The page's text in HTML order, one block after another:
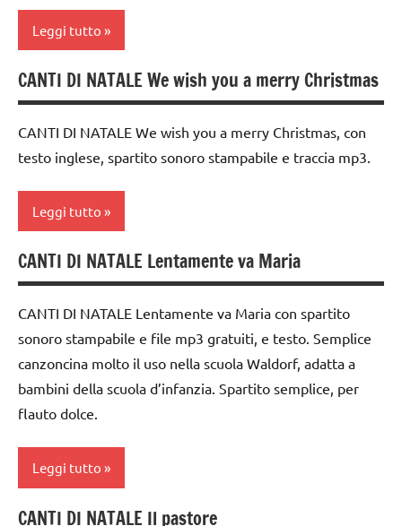
TUTTI GLI
ARGOMENTI
PER ETA'
TUTTI GLI
ARTICOLI
2a
dai
anni
DELL'ANNO
MUSICA
Natale
TUTTI GLI
ARGOMENTI
PER ETA'
TUTTI GLI
ARTICOLI
Leggi tutto
canti
di
Natale
canti
classe
classe
5a
FESTE
MUSICA
CANTI DI NATALE We wish you a merry Christmas
CANTI DI NATALE We wish you a merry Christmas, con
testo inglese, spartito sonoro stampabile e traccia mp3.
Leggi tutto
canti
di
Natale
canti
natalizi
classe
3a
4a
classe
CANTI DI NATALE Lentamente va Maria
CANTI DI NATALE Lentamente va Maria con spartito
sonoro stampabile e file mp3 gratuiti, e testo. Semplice
canzoncina molto il uso nella scuola Waldorf, adatta a
bambini della scuola d’infanzia. Spartito semplice, per
flauto dolce.
Leggi tutto
canti
CANTI DI NATALE Il pastore